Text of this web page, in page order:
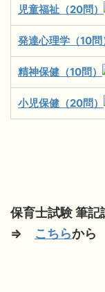
児童福祉（20問）
発達心理学（10問
精神保健（10問）
小児保健（20問）
保育士試験 筆
⇒ こちらから